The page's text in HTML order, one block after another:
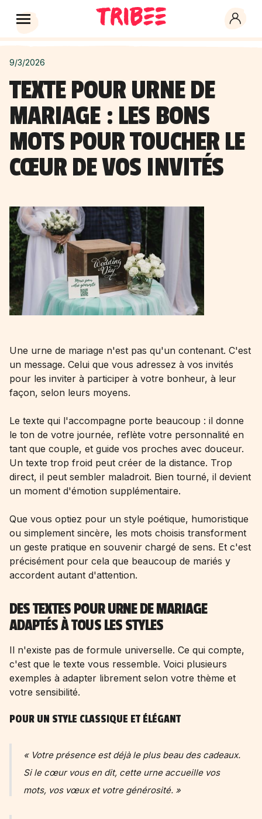
9/3/2026
TEXTE POUR URNE DE
MARIAGE : LES BONS
MOTS POUR TOUCHER LE
CŒUR DE VOS INVITÉS
Une urne de mariage n'est pas qu'un contenant. C'est
un message. Celui que vous adressez à vos invités
pour les inviter à participer à votre bonheur, à leur
façon, selon leurs moyens.
Le texte qui l'accompagne porte beaucoup : il donne
le ton de votre journée, reflète votre personnalité en
tant que couple, et guide vos proches avec douceur.
Un texte trop froid peut créer de la distance. Trop
direct, il peut sembler maladroit. Bien tourné, il devient
un moment d'émotion supplémentaire.
Que vous optiez pour un style poétique, humoristique
ou simplement sincère, les mots choisis transforment
un geste pratique en souvenir chargé de sens. Et c'est
précisément pour cela que beaucoup de mariés y
accordent autant d'attention.
DES TEXTES POUR URNE DE MARIAGE
ADAPTÉS À TOUS LES STYLES
Il n'existe pas de formule universelle. Ce qui compte,
c'est que le texte vous ressemble. Voici plusieurs
exemples à adapter librement selon votre thème et
votre sensibilité.
POUR UN STYLE CLASSIQUE ET ÉLÉGANT
« Votre présence est déjà le plus beau des cadeaux.
Si le cœur vous en dit, cette urne accueille vos
mots, vos vœux et votre générosité. »